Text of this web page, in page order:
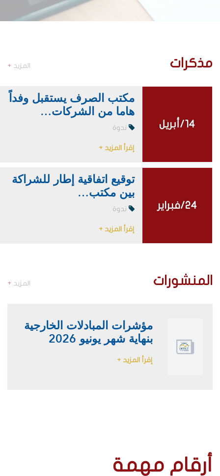
مذكرات المزيد +
14/أبريل
14/أبريل
مكتب الصرف يستقبل وفداً
هاما من الشركات…
ندوة
إقرأ المزيد +
24/فبراير
24/فبراير
توقيع اتفاقية إطار للشراكة
بين مكتب…
ندوة
إقرأ المزيد +
المنشورات المزيد +
مؤشرات المبادلات الخارجية
بنهاية شهر يونيو 2026
إقرأ المزيد +
أرقام مهمة